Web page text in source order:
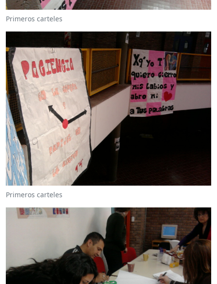
Primeros carteles
Primeros carteles